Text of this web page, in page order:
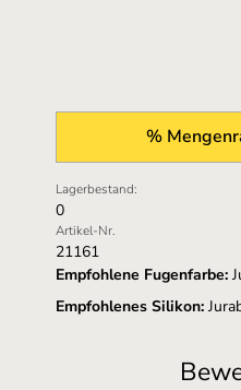
%
Lagerbestand:
0
Artikel-Nr.
21161
Empfohlene Fugenfarbe:
Empfohlenes Silikon: